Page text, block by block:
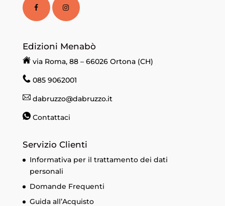
Edizioni Menabò
via Roma, 88 – 66026 Ortona (CH)
085 9062001
dabruzzo@dabruzzo.it
Contattaci
Servizio Clienti
Informativa per il trattamento dei dati
personali
Domande Frequenti
Guida all’Acquisto